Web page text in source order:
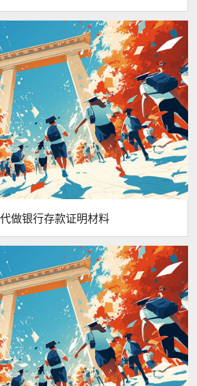
做银行存款证明材料